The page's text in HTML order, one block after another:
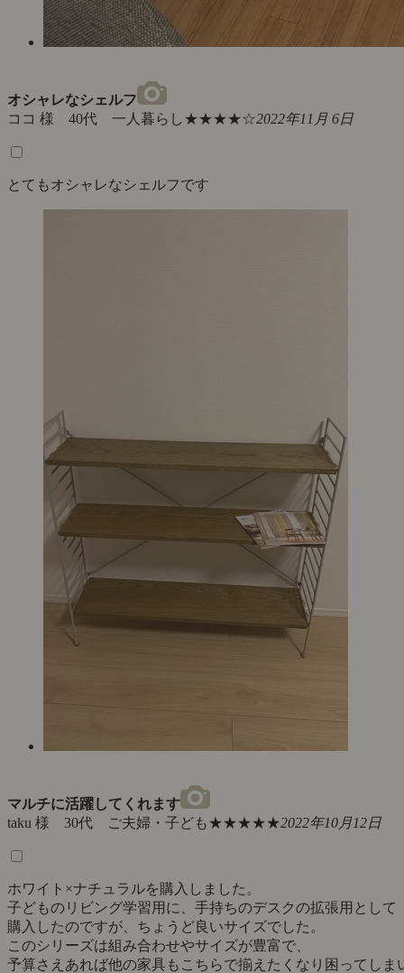
オシャレなシェルフ
ココ 様 40代 一人暮らし★★★★☆2022年11月 6日
とてもオシャレなシェルフです
マルチに活躍してくれます
taku 様 30代 ご夫婦・子ども★★★★★2022年10月12日
ホワイト×ナチュラルを購入しました。
子どものリビング学習用に、手持ちのデスクの拡張用として
購入したのですが、ちょうど良いサイズでした。
このシリーズは組み合わせやサイズが豊富で、
予算さえあれば他の家具もこちらで揃えたくなり困ってしま